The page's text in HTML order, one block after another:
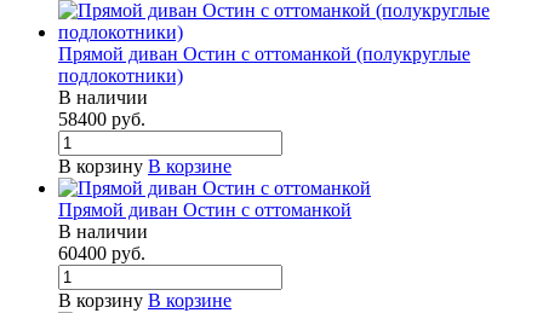
Прямой диван Остин с оттоманкой (полукруглые
подлокотники)
В наличии
58400 руб.
В корзину В корзине
Прямой диван Остин с оттоманкой
В наличии
60400 руб.
В корзину В корзине